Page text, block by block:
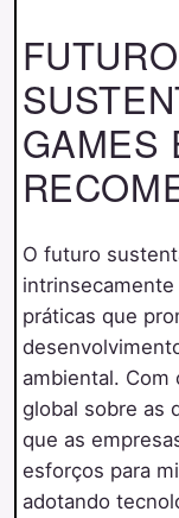
GAMES
O futuro
intrinsecamente
práticas que
ambiental. Com
global sobre as
que as
esforços para
adotando